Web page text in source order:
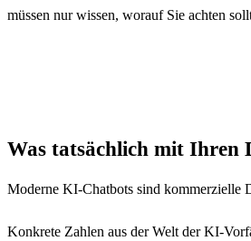
müssen nur wissen, worauf Sie achten
Was tatsächlich mit Ihren
Moderne KI-Chatbots sind kommerzielle
Konkrete Zahlen aus der Welt der KI-